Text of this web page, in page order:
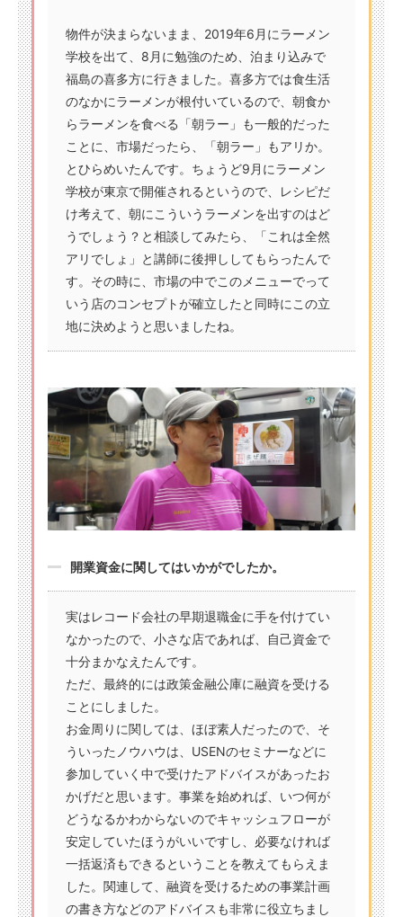
物件が決まらないまま、2019年6月にラーメン
学校を出て、8月に勉強のため、泊まり込みで
福島の喜多方に行きました。喜多方では食生活
のなかにラーメンが根付いているので、朝食か
らラーメンを食べる「朝ラー」も一般的だった
ことに、市場だったら、「朝ラー」もアリか。
とひらめいたんです。ちょうど9月にラーメン
学校が東京で開催されるというので、レシピだ
け考えて、朝にこういうラーメンを出すのはど
うでしょう？と相談してみたら、「これは全然
アリでしょ」と講師に後押ししてもらったんで
す。その時に、市場の中でこのメニューでって
いう店のコンセプトが確立したと同時にこの立
地に決めようと思いましたね。
開業資金に関してはいかがでしたか。
実はレコード会社の早期退職金に手を付けてい
なかったので、小さな店であれば、自己資金で
十分まかなえたんです。
ただ、最終的には政策金融公庫に融資を受ける
ことにしました。
お金周りに関しては、ほぼ素人だったので、そ
ういったノウハウは、USENのセミナーなどに
参加していく中で受けたアドバイスがあったお
かげだと思います。事業を始めれば、いつ何が
どうなるかわからないのでキャッシュフローが
安定していたほうがいいですし、必要なければ
一括返済もできるということを教えてもらえま
した。関連して、融資を受けるための事業計画
の書き方などのアドバイスも非常に役立ちまし